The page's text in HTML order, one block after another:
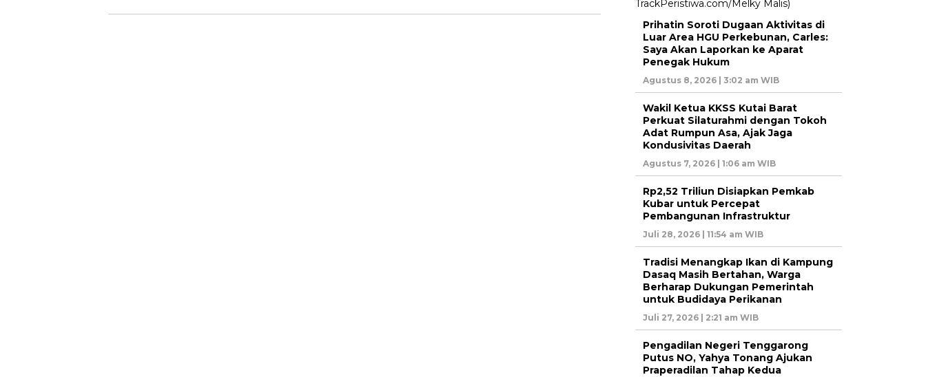
Prihatin Soroti Dugaan Aktivitas di
Luar Area HGU Perkebunan, Carles:
Saya Akan Laporkan ke Aparat
Penegak Hukum
Agustus 8, 2026 | 3:02 am WIB
Wakil Ketua KKSS Kutai Barat
Perkuat Silaturahmi dengan Tokoh
Adat Rumpun Asa, Ajak Jaga
Kondusivitas Daerah
Agustus 7, 2026 | 1:06 am WIB
Rp2,52 Triliun Disiapkan Pemkab
Kubar untuk Percepat
Pembangunan Infrastruktur
Juli 28, 2026 | 11:54 am WIB
Tradisi Menangkap Ikan di Kampung
Dasaq Masih Bertahan, Warga
Berharap Dukungan Pemerintah
untuk Budidaya Perikanan
Juli 27, 2026 | 2:21 am WIB
Pengadilan Negeri Tenggarong
Putus NO, Yahya Tonang Ajukan
Praperadilan Tahap Kedua